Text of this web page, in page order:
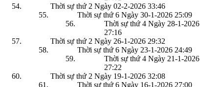
Thời sự thứ 2 Ngày 02-2-2026 33:46
Thời sự thứ 6 Ngày 30-1-2026 25:09
Thời sự thứ 4 Ngày 28-1-2026
27:16
Thời sự thứ 2 Ngày 26-1-2026 29:32
Thời sự thứ 6 Ngày 23-1-2026 24:49
Thời sự thứ 4 Ngày 21-1-2026
27:22
Thời sự thứ 2 Ngày 19-1-2026 32:08
Thời sự thứ 6 Ngày 16-1-2026 27:00